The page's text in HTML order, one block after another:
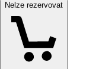
Nelze rezervovat